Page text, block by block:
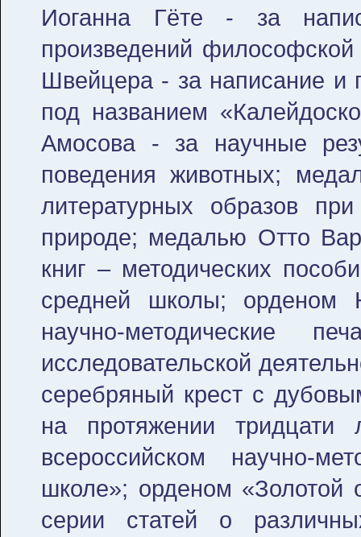
Иоганна Гёте - за
произведений
Швейцера - за написание и
под названием
Амосова - за научные
поведения животных;
литературных образов
природе; медалью Отто
книг – методических
средней школы; орденом
научно-методические
исследовательской
серебряный крест с
на протяжении тридцати
всероссийском научно-
школе»; орденом «Золотой
серии статей о